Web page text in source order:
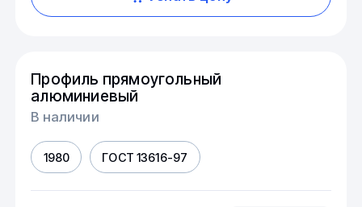
Профиль прямоугольный
алюминиевый
В наличии
1980 ГОСТ 13616-97